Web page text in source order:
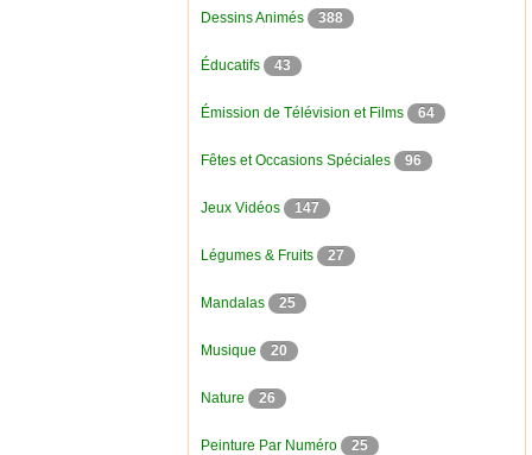
Dessins Animés 388
Éducatifs 43
Émission de Télévision et Films 64
Fêtes et Occasions Spéciales 96
Jeux Vidéos 147
Légumes & Fruits 27
Mandalas 25
Musique 20
Nature 26
Peinture Par Numéro 25